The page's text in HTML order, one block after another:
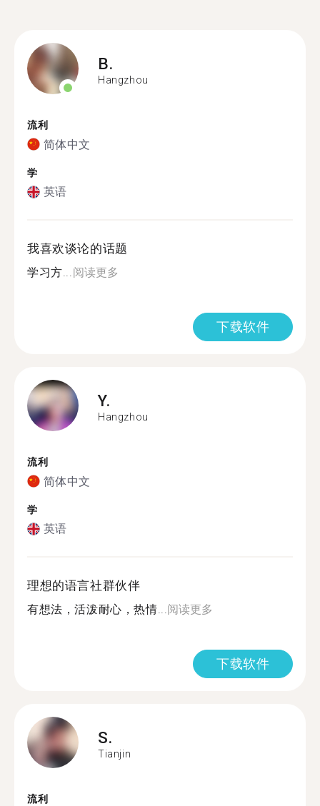
B.
Hangzhou
流利
简体中文
学
英语
我喜欢谈论的话题
学习方...阅读更多
下载软件
Y.
Hangzhou
流利
简体中文
学
英语
理想的语言社群伙伴
有想法，活泼耐心，热情...阅读更多
下载软件
S.
Tianjin
流利